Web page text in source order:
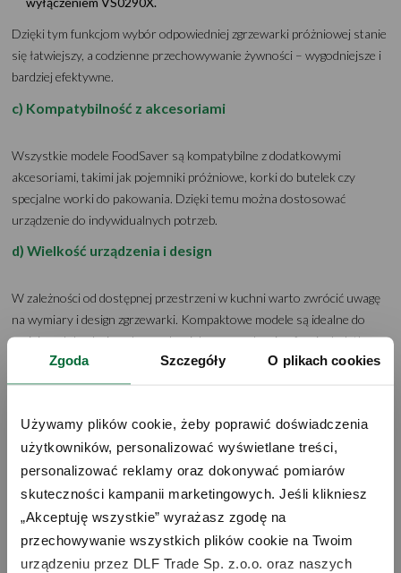
Zgoda Szczegóły O plikach cookies
Używamy plików cookie, żeby poprawić doświadczenia
użytkowników, personalizować wyświetlane treści,
personalizować reklamy oraz dokonywać pomiarów
skuteczności kampanii marketingowych. Jeśli klikniesz
„Akceptuję wszystkie” wyrażasz zgodę na
przechowywanie wszystkich plików cookie na Twoim
urządzeniu przez DLF Trade Sp. z.o.o. oraz naszych
Dzięki tym funkcjom wybór odpowiedniej zgrzewarki próżniowej stanie
się łatwiejszy, a codzienne przechowywanie żywności – wygodniejsze i
bardziej efektywne.
c) Kompatybilność z akcesoriami
Wszystkie modele FoodSaver są kompatybilne z dodatkowymi
akcesoriami, takimi jak pojemniki próżniowe, korki do butelek czy
specjalne worki do pakowania. Dzięki temu można dostosować
urządzenie do indywidualnych potrzeb.
d) Wielkość urządzenia i design
W zależności od dostępnej przestrzeni w kuchni warto zwrócić uwagę
na wymiary i design zgrzewarki. Kompaktowe modele są idealne do
mniejszych kuchni, podczas gdy większe urządzenia oferują dodatkowe
funkcje.
FoodSaver oferuje zgrzewarki w różnych przedziałach cenowych, co
pozwala na wybór urządzenia odpowiadającego zarówno potrzebom,
Najnowsze modele zgrzewarek
próżniowych FoodSaver –